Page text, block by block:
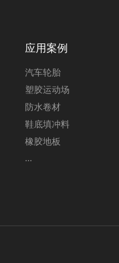
应用案例
汽车轮胎
塑胶运动场
防水卷材
鞋底填冲料
橡胶地板
...